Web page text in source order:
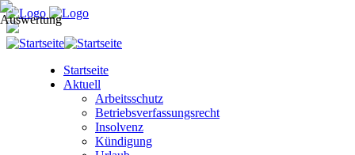
Startseite
Aktuell
Arbeitsschutz
Betriebsverfassungsrecht
Insolvenz
Kündigung